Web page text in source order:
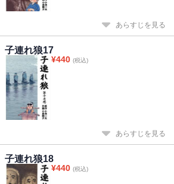
あらすじを見る
子連れ狼17
¥440 (税込)
あらすじを見る
子連れ狼18
¥440 (税込)